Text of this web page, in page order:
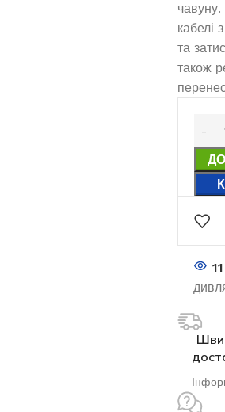
кабелі
та
також
11